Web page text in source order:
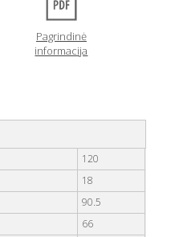
Pagrindinė
informacija
120
18
90.5
66